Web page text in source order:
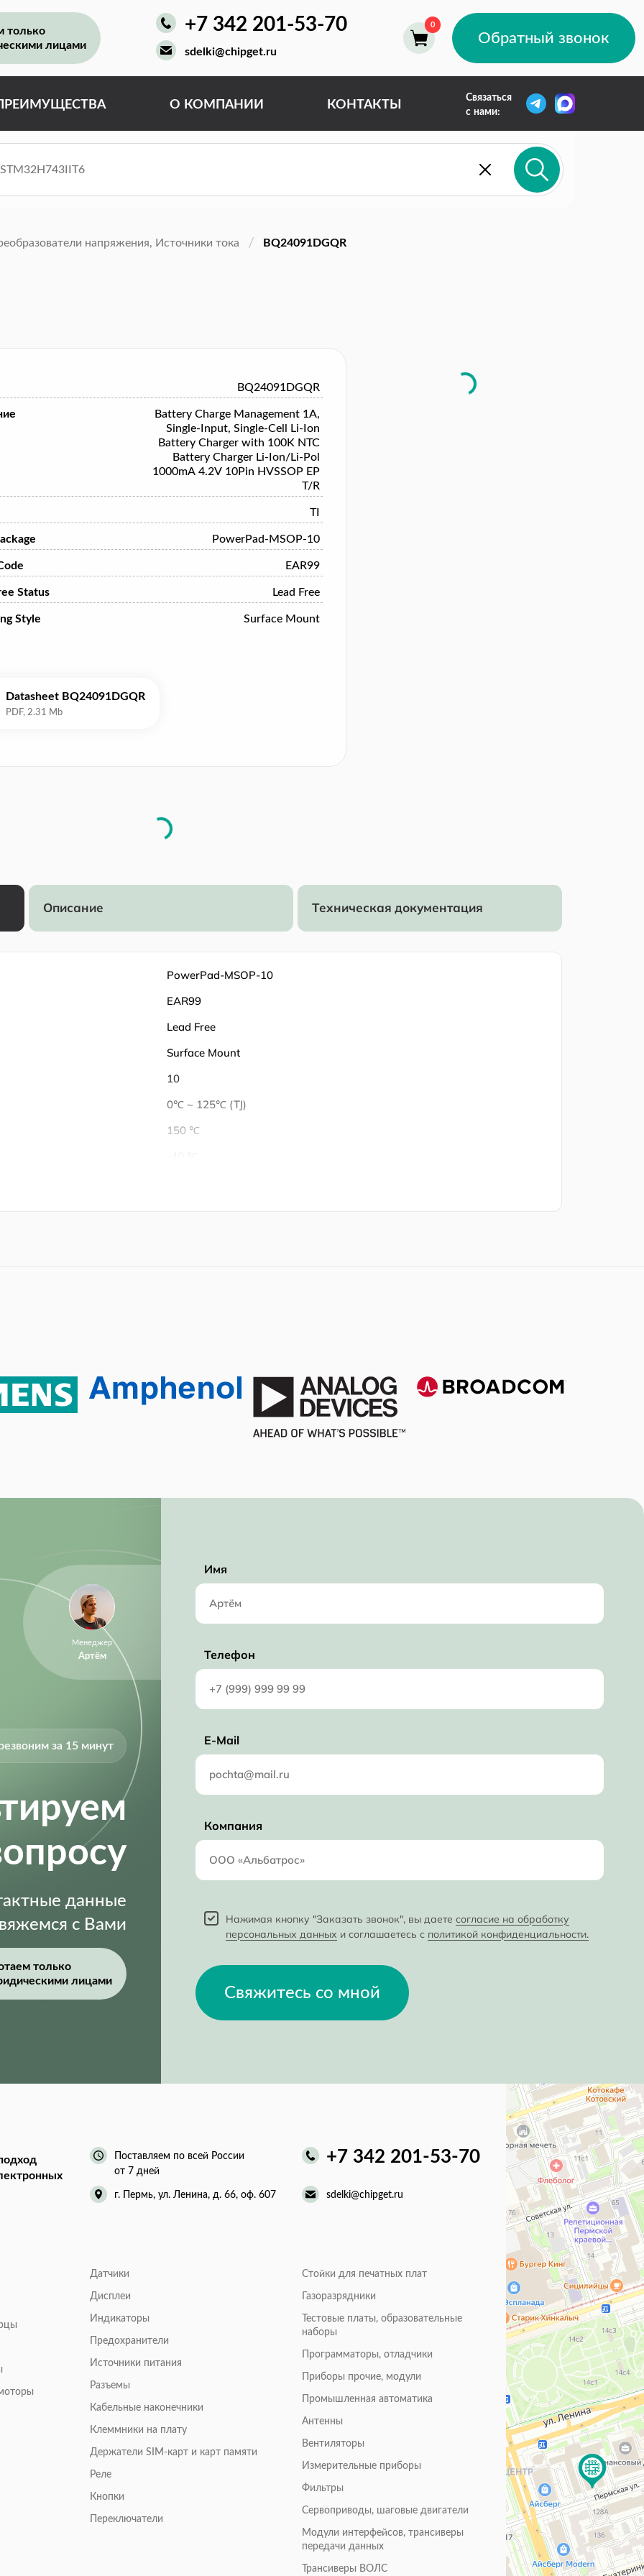
только
лицами
+7 342 201-53-70
sdelki@chipget.ru
Обратный звонок
О КОМПАНИИ КОНТАКТЫ
Связаться
с нами:
напряжения, Источники тока BQ24091DGQR
BQ24091DGQR
Battery Charge Management 1A,
Single-Input, Single-Cell Li-Ion
Battery Charger with 100K NTC
Battery Charger Li-Ion/Li-Pol
1000mA 4.2V 10Pin HVSSOP EP
T/R
TI
PowerPad-MSOP-10
EAR99
Status Lead Free
Style Surface Mount
Datasheet BQ24091DGQR
Описание Техническая документация
PowerPad-MSOP-10
EAR99
Lead Free
Surface Mount
10
0℃ ~ 125℃ (TJ)
150 ℃
Менеджер
Артём
за 15 минут
данные
с Вами
только
лицами
Имя
Телефон
E-Mail
Компания
Нажимая кнопку "Заказать звонок", вы даете согласие на обработку
персональных данных и соглашаетесь с политикой конфиденциальности.
Свяжитесь со мной
Поставляем по всей России
от 7 дней
+7 342 201-53-70
г. Пермь, ул. Ленина, д. 66, оф. 607 sdelki@chipget.ru
Датчики
Дисплеи
Индикаторы
Предохранители
Источники питания
Разъемы
Кабельные наконечники
Клеммники на плату
Держатели SIM-карт и карт памяти
Реле
Кнопки
Переключатели
Стойки для печатных плат
Газоразрядники
Тестовые платы, образовательные
наборы
Программаторы, отладчики
Приборы прочие, модули
Промышленная автоматика
Антенны
Вентиляторы
Измерительные приборы
Фильтры
Сервоприводы, шаговые двигатели
Модули интерфейсов, трансиверы
передачи данных
Трансиверы ВОЛС